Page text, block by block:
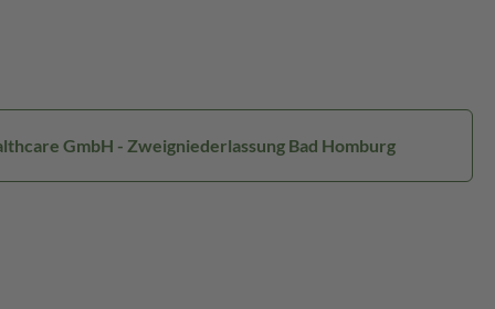
GmbH - Zweigniederlassung Bad Homburg